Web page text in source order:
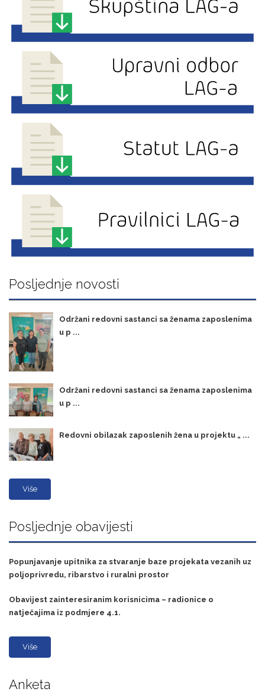
Posljednje novosti
Održani redovni sastanci sa ženama zaposlenima
u p ...
Održani redovni sastanci sa ženama zaposlenima
u p ...
Redovni obilazak zaposlenih žena u projektu „ ...
Više
Posljednje obavijesti
Popunjavanje upitnika za stvaranje baze projekata vezanih uz
poljoprivredu, ribarstvo i ruralni prostor
Obavijest zainteresiranim korisnicima – radionice o
natječajima iz podmjere 4.1.
Više
Anketa